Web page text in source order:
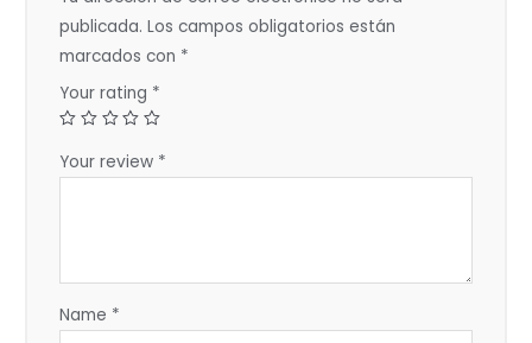
publicada. Los campos obligatorios están
marcados con *
Your rating *
Your review *
Name *